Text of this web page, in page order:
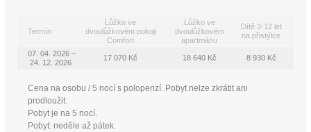
Termín
Lůžko ve
dvoulůžkovém pokoji
Comfort
Lůžko ve
dvoulůžkovém
apartmánu
Dítě 3-12 let
na přistýlce
07. 04. 2026 –
24. 12. 2026
17 070 Kč 18 640 Kč 8 930 Kč
Cena na osobu / 5 nocí s polopenzí. Pobyt nelze zkrátit ani
prodloužit.
Pobyt je na 5 nocí.
Pobyt: neděle až pátek.